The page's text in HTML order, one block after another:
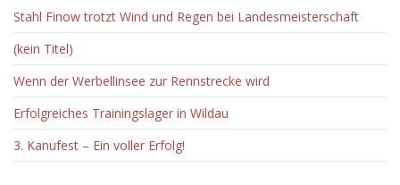
Stahl Finow trotzt Wind und Regen bei Landesmeisterschaft
(kein Titel)
Wenn der Werbellinsee zur Rennstrecke wird
Erfolgreiches Trainingslager in Wildau
3. Kanufest – Ein voller Erfolg!